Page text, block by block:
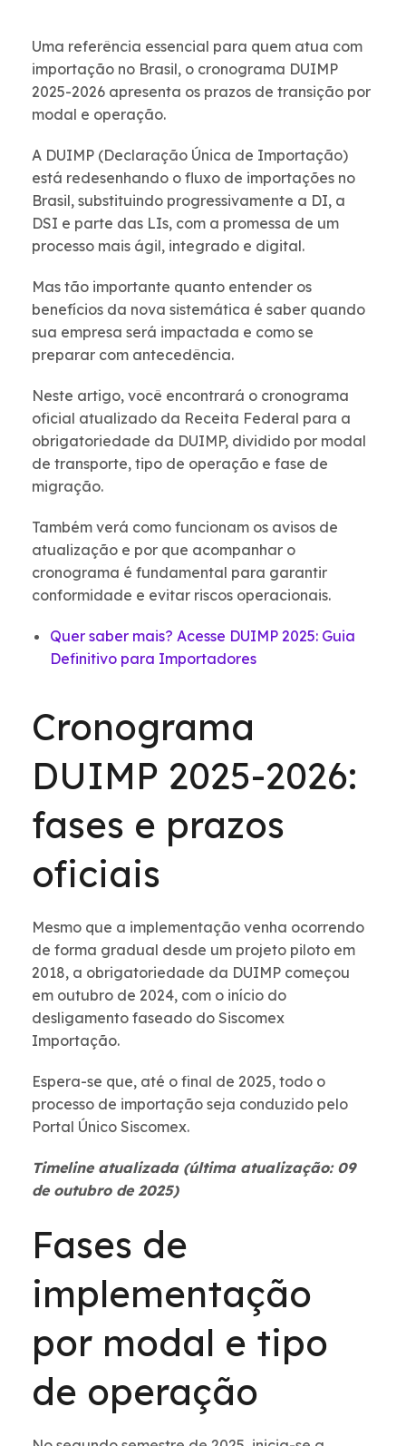
Uma referência essencial para quem atua com
importação no Brasil, o cronograma DUIMP
2025-2026 apresenta os prazos de transição por
modal e operação.
A DUIMP (Declaração Única de Importação)
está redesenhando o fluxo de importações no
Brasil, substituindo progressivamente a DI, a
DSI e parte das LIs, com a promessa de um
processo mais ágil, integrado e digital.
Mas tão importante quanto entender os
benefícios da nova sistemática é saber quando
sua empresa será impactada e como se
preparar com antecedência.
Neste artigo, você encontrará o cronograma
oficial atualizado da Receita Federal para a
obrigatoriedade da DUIMP, dividido por modal
de transporte, tipo de operação e fase de
migração.
Também verá como funcionam os avisos de
atualização e por que acompanhar o
cronograma é fundamental para garantir
conformidade e evitar riscos operacionais.
Quer saber mais? Acesse DUIMP 2025: Guia
Definitivo para Importadores
Cronograma
DUIMP 2025-2026:
fases e prazos
oficiais
Mesmo que a implementação venha ocorrendo
de forma gradual desde um projeto piloto em
2018, a obrigatoriedade da DUIMP começou
em outubro de 2024, com o início do
desligamento faseado do Siscomex
Importação.
Espera-se que, até o final de 2025, todo o
processo de importação seja conduzido pelo
Portal Único Siscomex.
Timeline atualizada (última atualização: 09
de outubro de 2025)
Fases de
implementação
por modal e tipo
de operação